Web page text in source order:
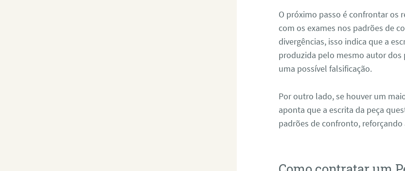
O próximo passo é confrontar os
com os exames nos padrões de
divergências, isso indica que a
produzida pelo mesmo autor
uma possível falsificação.
Por outro lado, se houver um
aponta que a escrita da peça
padrões de confronto,